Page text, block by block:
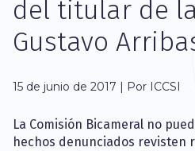
del titular de
Gustavo
15 de junio de 2017 | Por ICCSI
La Comisión Bicameral no
hechos denunciados revisten